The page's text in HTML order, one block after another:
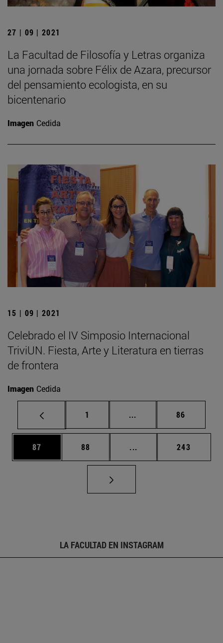
27 | 09 | 2021
La Facultad de Filosofía y Letras organiza
una jornada sobre Félix de Azara, precursor
del pensamiento ecologista, en su
bicentenario
Imagen Cedida
15 | 09 | 2021
Celebrado el IV Simposio Internacional
TriviUN. Fiesta, Arte y Literatura en tierras
de frontera
Imagen Cedida
Página
1 ... Páginas intermedias
Página
86
Página
87 Página
88 ... Páginas intermedias
Página
243
LA FACULTAD EN INSTAGRAM